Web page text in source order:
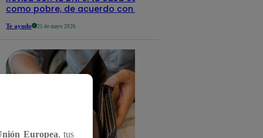
como pobre, de acuerdo con el Sisfoh
Te ayudo 25 de mayo 2026
Europea, tus